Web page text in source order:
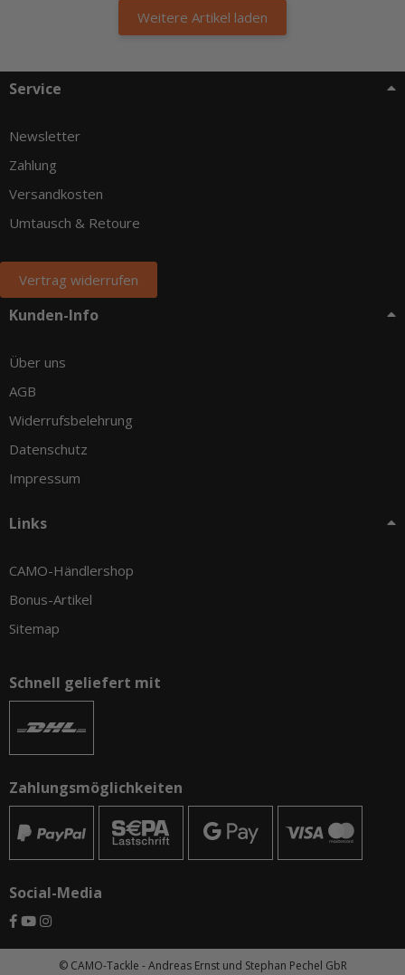
Weitere Artikel laden
Service
Newsletter
Zahlung
Versandkosten
Umtausch & Retoure
Vertrag widerrufen
Kunden-Info
Über uns
AGB
Widerrufsbelehrung
Datenschutz
Impressum
Links
CAMO-Händlershop
Bonus-Artikel
Sitemap
Schnell geliefert mit
Zahlungsmöglichkeiten
Social-Media
© CAMO-Tackle - Andreas Ernst und Stephan Pechel GbR